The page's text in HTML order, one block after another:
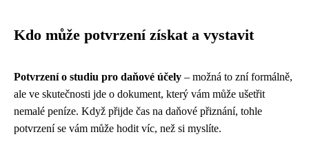
Kdo může potvrzení získat a vystavit
Potvrzení o studiu pro daňové účely – možná to zní formálně,
ale ve skutečnosti jde o dokument, který vám může ušetřit
nemalé peníze. Když přijde čas na daňové přiznání, tohle
potvrzení se vám může hodit víc, než si myslíte.